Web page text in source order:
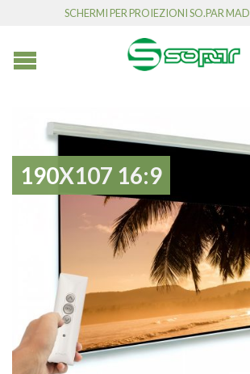
SCHERMI PER PROIEZIONI SO.PAR
190X107 16:9